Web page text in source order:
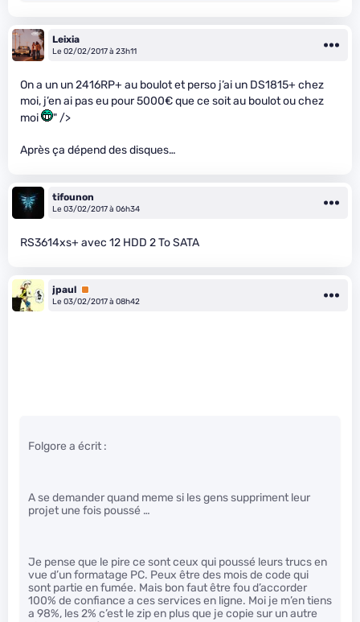
Leixia
Le 02/02/2017 à 23h11
On a un un 2416RP+ au boulot et perso j’ai un DS1815+ chez
moi, j’en ai pas eu pour 5000€ que ce soit au boulot ou chez
moi
" />
Après ça dépend des disques…
tifounon
Le 03/02/2017 à 06h34
RS3614xs+ avec 12 HDD 2 To SATA
jpaul Premium
Le 03/02/2017 à 08h42
Folgore a écrit :
A se demander quand meme si les gens suppriment leur
projet une fois poussé …
Je pense que le pire ce sont ceux qui poussé leurs trucs en
vue d’un formatage PC. Peux être des mois de code qui
sont partie en fumée. Mais bon faut être fou d’accorder
100% de confiance a ces services en ligne. Moi je m’en tiens
a 98%, les 2% c’est le zip en plus que je copie sur un autre